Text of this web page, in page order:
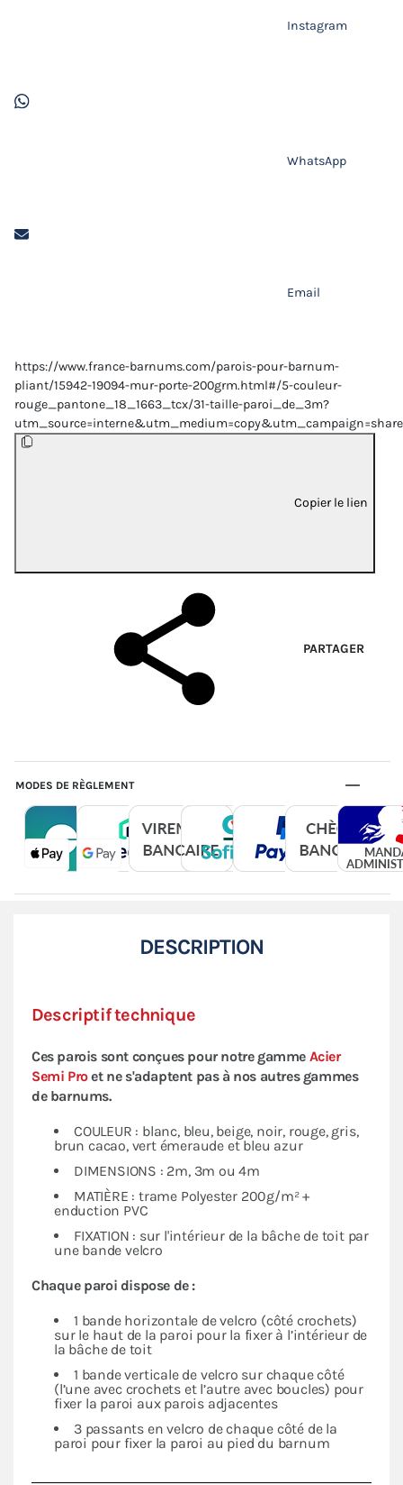
Instagram
WhatsApp
Email
https://www.france-barnums.com/parois-pour-barnum-
pliant/15942-19094-mur-porte-200grm.html#/5-couleur-
rouge_pantone_18_1663_tcx/31-taille-paroi_de_3m?
Copier le lien
PARTAGER
MODES DE RÈGLEMENT
DESCRIPTION
Descriptif technique
Ces parois sont conçues pour notre gamme Acier
Semi Proet ne s'adaptent pas à nos autres gammes
de barnums.
COULEUR : blanc, bleu, beige, noir, rouge, gris,
brun cacao, vert émeraude et bleu azur
DIMENSIONS : 2m, 3m ou 4m
MATIÈRE : trame Polyester 200g/m² +
enduction PVC
FIXATION : sur l'intérieur de la bâche de toit par
une bande velcro
Chaque paroi dispose de :
1 bande horizontale de velcro (côté crochets)
sur le haut de la paroi pour la fixer à l’intérieur de
la bâche de toit
1 bande verticale de velcro sur chaque côté
(l’une avec crochets et l’autre avec boucles) pour
fixer la paroi aux parois adjacentes
3 passants en velcro de chaque côté de la
paroi pour fixer la paroi au pied du barnum